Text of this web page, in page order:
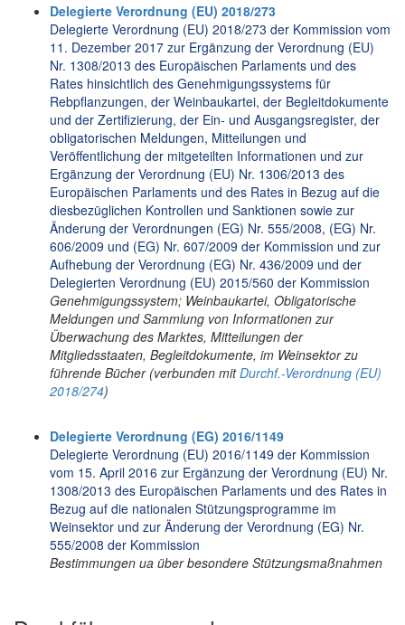
Delegierte Verordnung (EU) 2018/273
Delegierte Verordnung (EU) 2018/273 der Kommission vom
11. Dezember 2017 zur Ergänzung der Verordnung (EU)
Nr. 1308/2013 des Europäischen Parlaments und des
Rates hinsichtlich des Genehmigungssystems für
Rebpflanzungen, der Weinbaukartei, der Begleitdokumente
und der Zertifizierung, der Ein- und Ausgangsregister, der
obligatorischen Meldungen, Mitteilungen und
Veröffentlichung der mitgeteilten Informationen und zur
Ergänzung der Verordnung (EU) Nr. 1306/2013 des
Europäischen Parlaments und des Rates in Bezug auf die
diesbezüglichen Kontrollen und Sanktionen sowie zur
Änderung der Verordnungen (EG) Nr. 555/2008, (EG) Nr.
606/2009 und (EG) Nr. 607/2009 der Kommission und zur
Aufhebung der Verordnung (EG) Nr. 436/2009 und der
Delegierten Verordnung (EU) 2015/560 der Kommission
Genehmigungssystem; Weinbaukartei, Obligatorische
Meldungen und Sammlung von Informationen zur
Überwachung des Marktes, Mitteilungen der
Mitgliedsstaaten, Begleitdokumente, im Weinsektor zu
führende Bücher (verbunden mitDurchf.-Verordnung (EU)
2018/274)
Delegierte Verordnung (EG) 2016/1149
Delegierte Verordnung (EU) 2016/1149 der Kommission
vom 15. April 2016 zur Ergänzung der Verordnung (EU) Nr.
1308/2013 des Europäischen Parlaments und des Rates in
Bezug auf die nationalen Stützungsprogramme im
Weinsektor und zur Änderung der Verordnung (EG) Nr.
555/2008 der Kommission
Bestimmungen ua über besondere Stützungsmaßnahmen